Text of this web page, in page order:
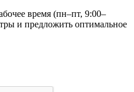
время (пн–пт, 9:00–
и предложить оптимальное